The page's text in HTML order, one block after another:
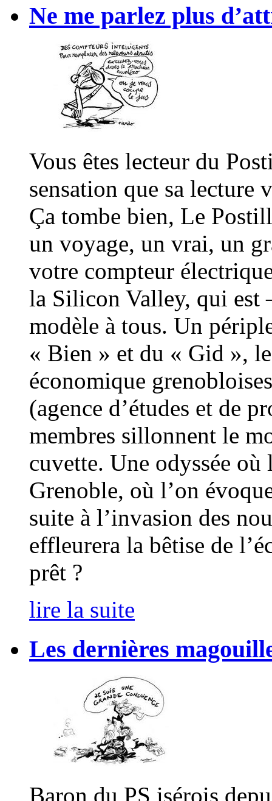
Ne me parlez plus
Vous êtes lecteur du
sensation que sa lecture
Ça tombe bien, Le
un voyage, un vrai, un
votre compteur
la Silicon Valley, qui est
modèle à tous. Un
« Bien » et du « Gid »,
économique
(agence d’études et de
membres sillonnent le
cuvette. Une odyssée
Grenoble, où l’on
suite à l’invasion des
effleurera la bêtise de
prêt ?
lire la suite
Les dernières
Baron du PS isérois